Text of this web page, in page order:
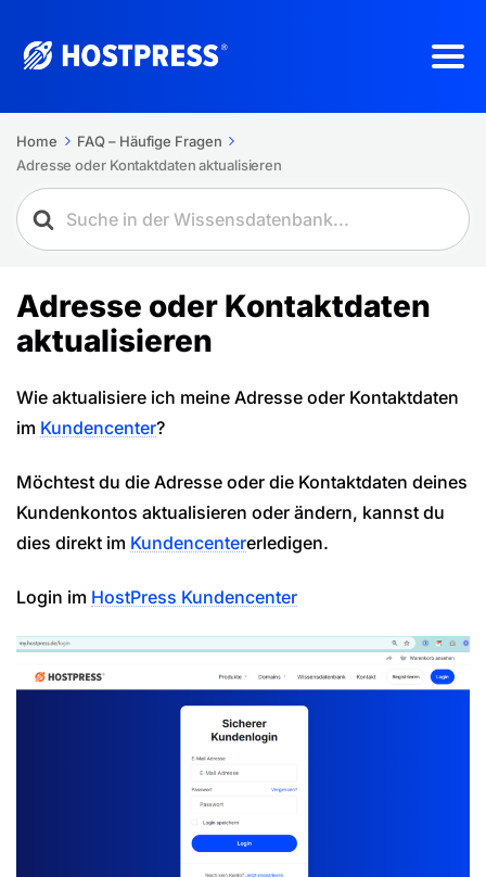
Home
FAQ – Häufige Fragen
Adresse oder Kontaktdaten aktualisieren
Adresse oder Kontaktdaten
aktualisieren
Wie aktualisiere ich meine Adresse oder Kontaktdaten
im Kundencenter?
Möchtest du die Adresse oder die Kontaktdaten deines
Kundenkontos aktualisieren oder ändern, kannst du
dies direkt im Kundencentererledigen.
Login im HostPress Kundencenter